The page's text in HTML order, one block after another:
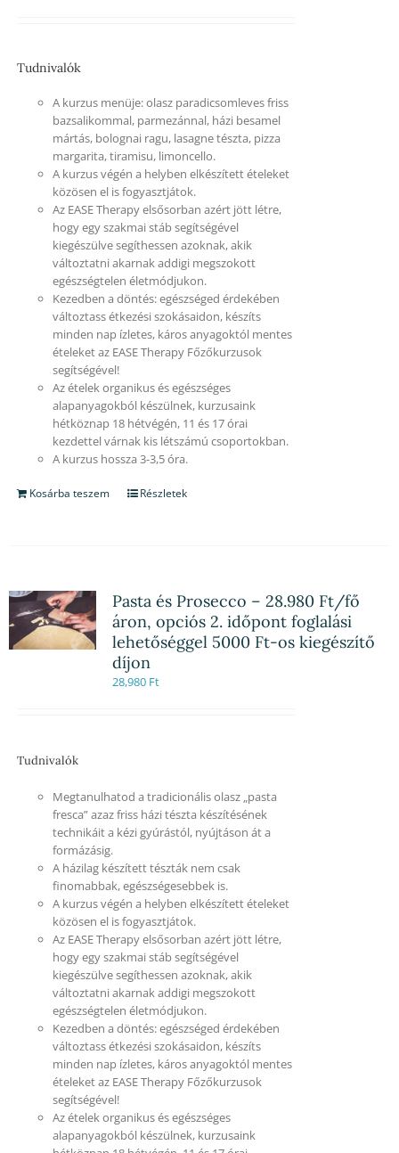
Tudnivalók
A kurzus menüje: olasz paradicsomleves friss
bazsalikommal, parmezánnal, házi besamel
mártás, bolognai ragu, lasagne tészta, pizza
margarita, tiramisu, limoncello.
A kurzus végén a helyben elkészített ételeket
közösen el is fogyasztjátok.
Az EASE Therapy elsősorban azért jött létre,
hogy egy szakmai stáb segítségével
kiegészülve segíthessen azoknak, akik
változtatni akarnak addigi megszokott
egészségtelen életmódjukon.
Kezedben a döntés: egészséged érdekében
változtass étkezési szokásaidon, készíts
minden nap ízletes, káros anyagoktól mentes
ételeket az EASE Therapy Főzőkurzusok
segítségével!
Az ételek organikus és egészséges
alapanyagokból készülnek, kurzusaink
hétköznap 18 hétvégén, 11 és 17 órai
kezdettel várnak kis létszámú csoportokban.
A kurzus hossza 3-3,5 óra.
Kosárba teszem Részletek
Pasta és Prosecco – 28.980 Ft/fő
áron, opciós 2. időpont foglalási
lehetőséggel 5000 Ft-os kiegészítő
díjon
28,980 Ft
Tudnivalók
Megtanulhatod a tradicionális olasz „pasta
fresca” azaz friss házi tészta készítésének
technikáit a kézi gyúrástól, nyújtáson át a
formázásig.
A házilag készített tészták nem csak
finomabbak, egészségesebbek is.
A kurzus végén a helyben elkészített ételeket
közösen el is fogyasztjátok.
Az EASE Therapy elsősorban azért jött létre,
hogy egy szakmai stáb segítségével
kiegészülve segíthessen azoknak, akik
változtatni akarnak addigi megszokott
egészségtelen életmódjukon.
Kezedben a döntés: egészséged érdekében
változtass étkezési szokásaidon, készíts
minden nap ízletes, káros anyagoktól mentes
ételeket az EASE Therapy Főzőkurzusok
segítségével!
Az ételek organikus és egészséges
alapanyagokból készülnek, kurzusaink